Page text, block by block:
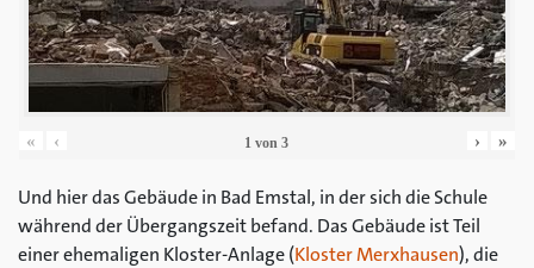
« ‹ 1 von3 › »
Und hier das Gebäude in Bad Emstal, in der sich die Schule
während der Übergangszeit befand. Das Gebäude ist Teil
einer ehemaligen Kloster-Anlage (Kloster Merxhausen), die